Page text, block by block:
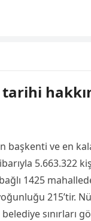
tarihi
başkenti ve en
5.663.322
1425
215’tir.
sınırları